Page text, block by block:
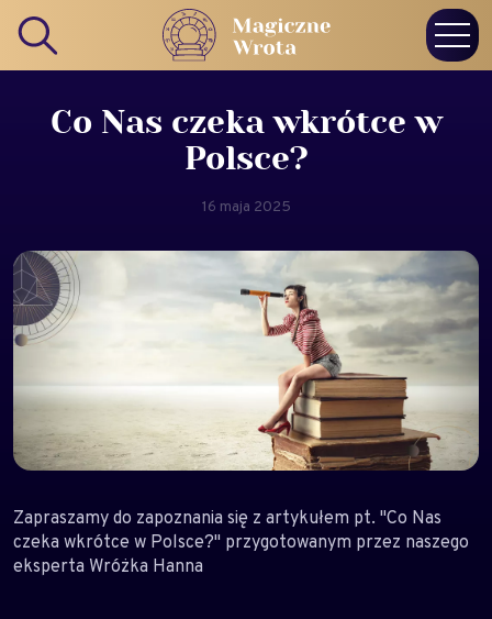
Co Nas czeka wkrótce w
Polsce?
16 maja 2025
Zapraszamy do zapoznania się z artykułem pt. "Co Nas
czeka wkrótce w Polsce?" przygotowanym przez naszego
eksperta Wróżka Hanna